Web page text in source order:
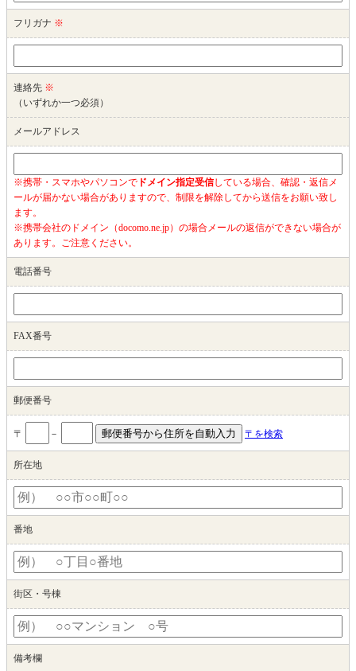
フリガナ ※
連絡先 ※
（いずれか一つ必須）
メールアドレス
※携帯・スマホやパソコンで ドメイン指定受信している場合、確認・返信メ
ールが届かない場合がありますので、制限を解除してから送信をお願い致し
ます。
※携帯会社のドメイン（docomo.ne.jp）の場合メールの返信ができない場合が
あります。ご注意ください。
電話番号
FAX番号
郵便番号
〒 － 〒を検索
所在地
番地
街区・号棟
備考欄